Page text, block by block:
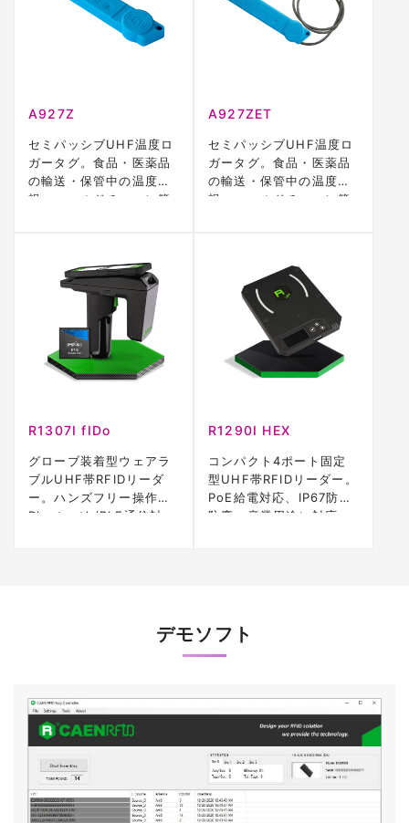
A927Z
セミパッシブUHF温度ロ
ガータグ。食品・医薬品
の輸送・保管中の温度監
視、コールドチェーン管
A927ZET
セミパッシブUHF温度ロ
ガータグ。食品・医薬品
の輸送・保管中の温度監
視、コールドチェーン管
R1307I fIDo
グローブ装着型ウェアラ
ブルUHF帯RFIDリーダ
ー。ハンズフリー操作、
Bluetooth/BLE通信対
R1290I HEX
コンパクト4ポート固定
型UHF帯RFIDリーダー。
PoE給電対応、IP67防水
防塵。産業用途に対応。
デモソフト